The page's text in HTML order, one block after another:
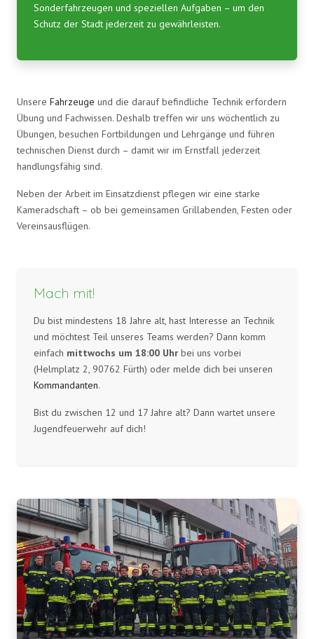
Sonderfahrzeugen und speziellen Aufgaben – um den
Schutz der Stadt jederzeit zu gewährleisten.
Unsere Fahrzeuge und die darauf befindliche Technik erfordern
Übung und Fachwissen. Deshalb treffen wir uns wöchentlich zu
Übungen, besuchen Fortbildungen und Lehrgänge und führen
technischen Dienst durch – damit wir im Ernstfall jederzeit
handlungsfähig sind.
Neben der Arbeit im Einsatzdienst pflegen wir eine starke
Kameradschaft – ob bei gemeinsamen Grillabenden, Festen oder
Vereinsausflügen.
Mach mit!
Du bist mindestens 18 Jahre alt, hast Interesse an Technik
und möchtest Teil unseres Teams werden? Dann komm
einfach mittwochs um 18:00 Uhr bei uns vorbei
(Helmplatz 2, 90762 Fürth) oder melde dich bei unseren
Kommandanten.
Bist du zwischen 12 und 17 Jahre alt? Dann wartet unsere
Jugendfeuerwehr auf dich!